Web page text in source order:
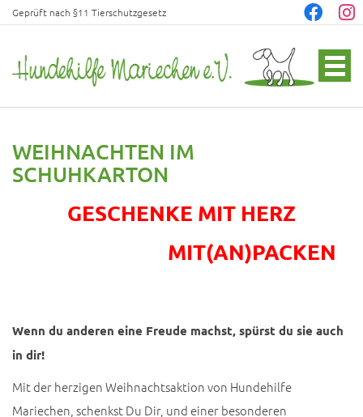
Geprüft nach §11 Tierschutzgesetz
WEIHNACHTEN IM
SCHUHKARTON
GESCHENKE MIT HERZ
MIT(AN)PACKEN
Wenn du anderen eine Freude machst, spürst du sie auch
in dir!
Mit der herzigen Weihnachtsaktion von Hundehilfe
Mariechen, schenkst Du Dir, und einer besonderen